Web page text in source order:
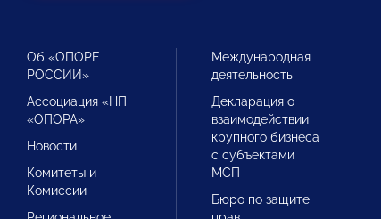
Об «ОПОРЕ
РОССИИ»
Ассоциация «НП
«ОПОРА»
Новости
Комитеты и
Комиссии
Международная
деятельность
Декларация о
взаимодействии
крупного бизнеса
с субъектами
МСП
Бюро по защите